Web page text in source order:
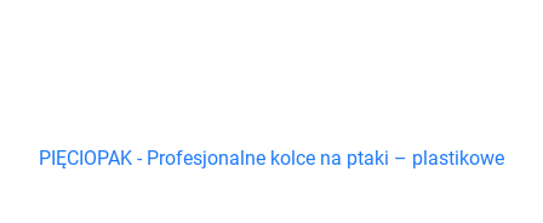
PIĘCIOPAK - Profesjonalne kolce na ptaki – plastikowe